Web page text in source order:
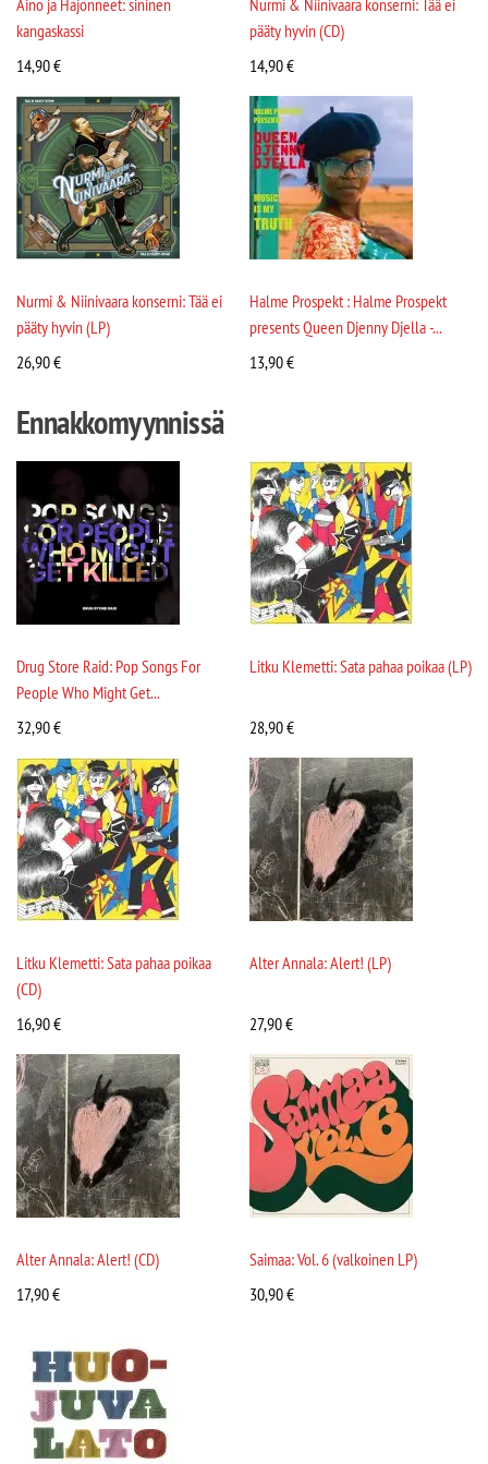
Aino ja Hajonneet: sininen
kangaskassi
14,90€
Nurmi & Niinivaara konserni: Tää ei
pääty hyvin (CD)
14,90€
Nurmi & Niinivaara konserni: Tää ei
pääty hyvin (LP)
26,90€
Halme Prospekt : Halme Prospekt
presents Queen Djenny Djella -...
13,90€
Ennakkomyynnissä
Drug Store Raid: Pop Songs For
People Who Might Get...
32,90€
Litku Klemetti: Sata pahaa poikaa (LP)
28,90€
Litku Klemetti: Sata pahaa poikaa
(CD)
16,90€
Alter Annala: Alert! (LP)
27,90€
Alter Annala: Alert! (CD)
17,90€
Saimaa: Vol. 6 (valkoinen LP)
30,90€